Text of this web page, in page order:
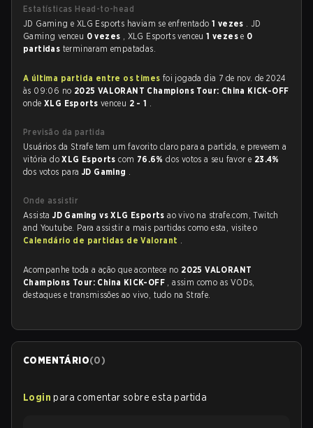
Estatísticas Head-to-head
JD Gaming e XLG Esports haviam se enfrentado 1 vezes . JD
Gaming venceu 0 vezes , XLG Esports venceu1 vezese 0
partidas terminaram empatadas.
A última partida entre os times foi jogada dia 7 de nov. de 2024
às 09:06 no 2025 VALORANT Champions Tour: China KICK-OFF
onde XLG Esports venceu 2 - 1 .
Previsão da partida
Usuários da Strafe tem um favorito claro para a partida, e preveem a
vitória doXLG Esportscom 76.6%dos votos a seu favor e 23.4%
dos votos para JD Gaming .
Onde assistir
AssistaJD Gaming vs XLG Esportsao vivo na strafe.com, Twitch
and Youtube. Para assistir a mais partidas como esta, visite o
Calendário de partidas de Valorant .
Acompanhe toda a ação que acontece no 2025 VALORANT
Champions Tour: China KICK-OFF , assim como as VODs,
destaques e transmissões ao vivo, tudo na Strafe.
COMENTÁRIO(0)
Login para comentar sobre esta partida